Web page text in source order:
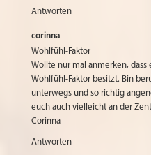
Antworten
corinna
Wohlfühl-Faktor
Wollte nur mal anmerken,
Wohlfühl-Faktor besitzt. Bin
unterwegs und so richtig
euch auch vielleicht an der
Corinna
Antworten